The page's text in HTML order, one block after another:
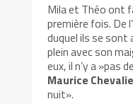
Mila et Théo ont
première fois. De
duquel ils se
plein avec son
eux, il n’y a »pas
Maurice
nuit».